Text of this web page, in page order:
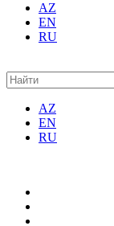
AZ
EN
RU
AZ
EN
RU